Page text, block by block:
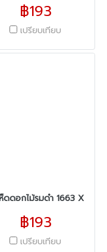
฿193
เปรียบเทียบ
ดดอกไม้รมดำ 1663 X
฿193
เปรียบเทียบ